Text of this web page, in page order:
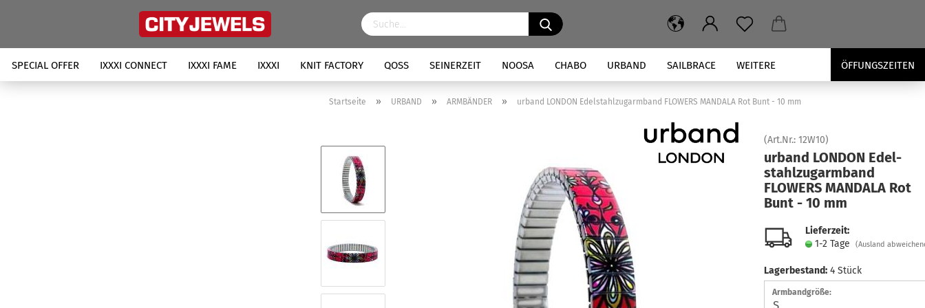
SPECIAL OFFER IXXXI CONNECT IXXXI FAME IXXXI KNIT FACTORY QOSS SEINERZEIT NOOSA CHABO URBAND SAILBRACE ÖFFUNGSZEITEN
WEITERE
Startseite » URBAND » ARMBÄNDER » urband LONDON Edelstahlzugarmband FLOWERS MANDALA Rot Bunt - 10 mm
(Art.Nr.: 12W10)
ur­band LON­DON Edel­
stahl­zug­arm­band
FLOWERS MAN­DA­LA Rot
Bunt - 10 mm
Lieferzeit:
1-2 Tage
(Ausland
Lagerbestand: 4 Stück
Armbandgröße: